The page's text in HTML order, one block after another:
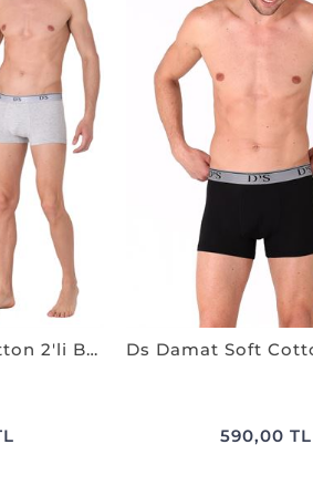
Ds Damat Soft Cotton 2'li Boxer SİYAH-GRİ
590,00 TL